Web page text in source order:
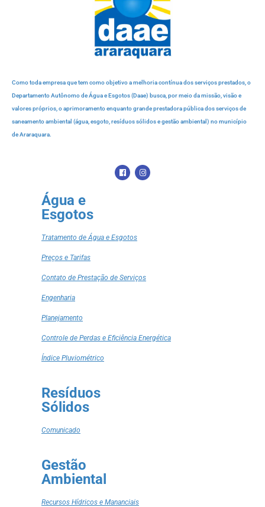
Como toda empresa que tem como objetivo a melhoria contínua dos serviços prestados, o
Departamento Autônomo de Água e Esgotos (Daae) busca, por meio da missão, visão e
valores próprios, o aprimoramento enquanto grande prestadora pública dos serviços de
saneamento ambiental (água, esgoto, resíduos sólidos e gestão ambiental) no município
de Araraquara.
Água e
Esgotos
Tratamento de Água e Esgotos
Preços e Tarifas
Contato de Prestação de Serviços
Engenharia
Planejamento
Controle de Perdas e Eficiência Energética
Índice Pluviométrico
Resíduos
Sólidos
Comunicado
Gestão
Ambiental
Recursos Hídricos e Mananciais